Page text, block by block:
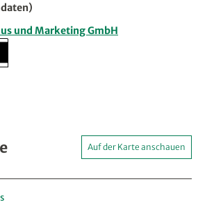
und Marketing GmbH
Auf der Karte anschauen